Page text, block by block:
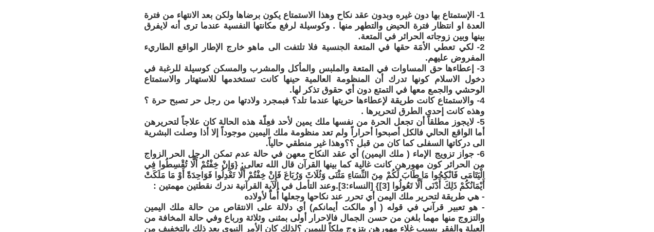
1- الإستمتاع بها دون غيره وبدون عقد نكاح وهذا الاستمتاع يكون برضاها ولكن بعد الانتهاء من فترة
العدة او انتظار فترة الحيض والتطهر منها . وكوسيلة لرفع مكانتها النفسية عندما ترى أنه لايفرق
بينها وبين زوجاته الحرائر في المتعة.
2- لكي تعطي الأمَة حقها في المتعة الجنسية فلا تلتفت الى ماهو خارج الإطار الواقع الطاريء
المفروض عليهم.
3- إعطاءها حق المساوات في المتعة والملبس والمأكل والمشرب والمسكن كوسيلة للرغبة في
دخول الاسلام كونها تدرك أن المنظومة العالمية حينها كانت تستخدمها للاستهتار والاستمتاع
الوحشي والجمع معها في التمتع دون أي حقوق تذكر لها.
4- والاستمتاع كانت طريقة لإعطاءها حريتها عندما تلد؟ فبمجرد ولادتها من رجل حر تصبح حرة ؟
وهذه كانت إحدى الطرق لتحريرها .
5- لايجوز مطلقاً أن تجعل الحرة من نفسها ملك يمين لأحد فعِلّة هذه الحالة كان علاجاً لتحريرهن
أما الواقع الحالي فالكل أصبحوا أحراراً ولم تعد منظومة ملك اليمين موجوداً إلا أذا وصلت البشرية
الى دركاتها السفلى كما كان من قبل ؟؟وهذا غير منطقي حالياً.
6- جواز تزويج الإماء ( ملك اليمين) أي عقد النكاح معهن في حالة عدم تمكن الرجل الحر الزواج
من الحرائر كون مهورهن كانت غالية كما بينها القرآن قال الله تعالى: {وَإِنْ خِفْتُمْ أَلَّا تُقْسِطُوا فِي
الْيَتَامَى فَانْكِحُوا مَا طَابَ لَكُمْ مِنَ النِّسَاءِ مَثْنَى وَثُلَاثَ وَرُبَاعَ فَإِنْ خِفْتُمْ أَلَّا تَعْدِلُوا فَوَاحِدَةً أَوْ مَا مَلَكَتْ
أَيْمَانُكُمْ ذَلِكَ أَدْنَى أَلَّا تَعُولُوا [3]} [النساء:3].وعند التأمل في الآية القرآنية ندرك نقطتين مهمتين :
- هي طريقة لتحرير ملك اليمن أي تحرر عند نكاحها وجعلها أُماً لأولاده
- هو تعبير قرآني في قوله ( أو مالكت أيمانكم) أي دلالة على الانتقاص من حالة ملك اليمين
والتزوج منها مهما بلغن من حسن الجمال فالاحرار أولى بمثنى وثلاثة ورباع وفي حالة المخافة من
العيلة والفقر بسبب غلاء مهورهن يتزوج ملكاً لليمين ؟لذلك كان الأمر النبوي بعد ذلك بالتخفيف من